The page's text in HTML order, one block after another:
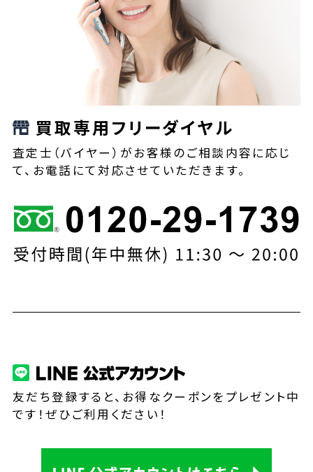
買取専用フリーダイヤル
査定士（バイヤー）がお客様のご相談内容に応じ
て、お電話にて対応させていただきます。
友だち登録すると、お得なクーポンをプレゼント中
です！ぜひご利用ください！